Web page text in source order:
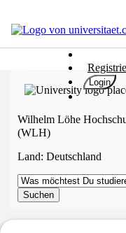
Login
Hochschulen
Karriere
Populär
Rate
&
Win
Interessentest
Wilhelm Löhe
(WLH)
Land: Deutschland